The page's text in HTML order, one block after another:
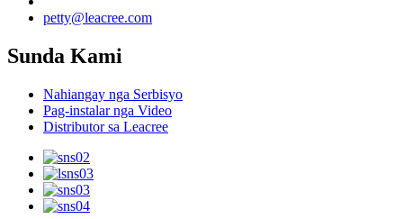
petty@leacree.com
Sunda Kami
Nahiangay nga Serbisyo
Pag-instalar nga Video
Distributor sa Leacree